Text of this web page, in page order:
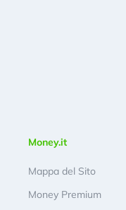
Money.it
Mappa del Sito
Money Premium